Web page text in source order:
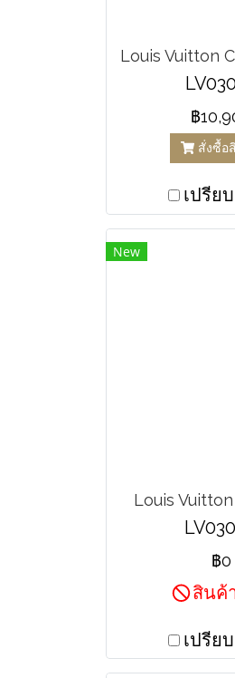
฿
สั่งซื้อ
เปรีย
New
Louis
฿0
สินค้
เปรีย